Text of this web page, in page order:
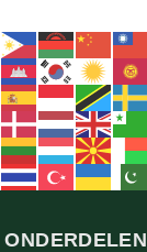
ONDERDELEN